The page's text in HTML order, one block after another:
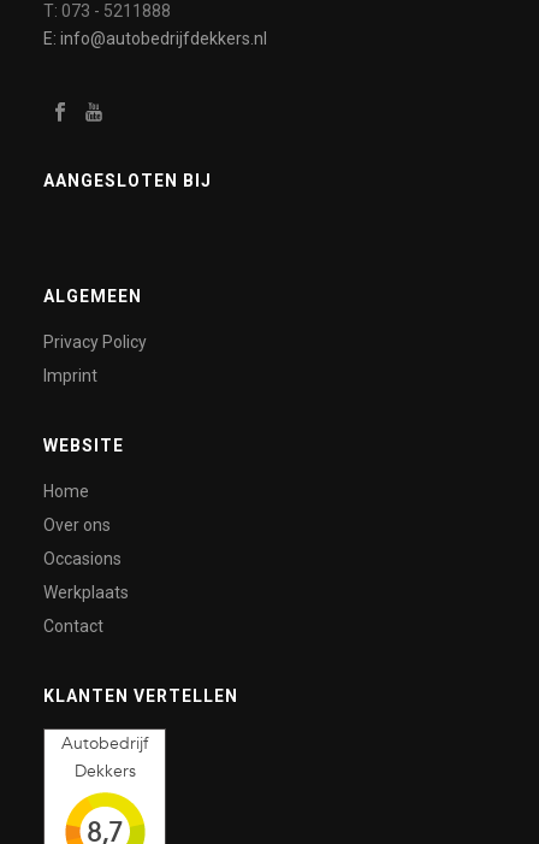
T: 073 - 5211888
E: info@autobedrijfdekkers.nl
AANGESLOTEN BIJ
ALGEMEEN
Privacy Policy
Imprint
WEBSITE
Home
Over ons
Occasions
Werkplaats
Contact
KLANTEN VERTELLEN
Autobedrijf
Dekkers
8,7